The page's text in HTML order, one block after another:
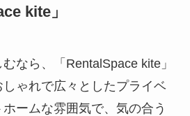
kite」
なら、「RentalSpace kite」
ゃれで広々としたプライベ
ームな雰囲気で、気の合う